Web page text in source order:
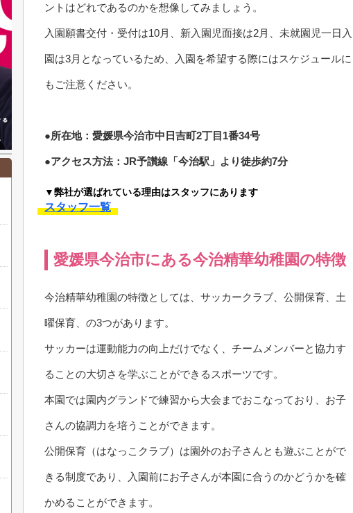
ントはどれであるのかを想像してみましょう。
入園願書交付・受付は10月、新入園児面接は2月、未就園児一日入
園は3月となっているため、入園を希望する際にはスケジュールに
もご注意ください。
●所在地：愛媛県今治市中日吉町2丁目1番34号
●アクセス方法：JR予讃線「今治駅」より徒歩約7分
▼弊社が選ばれている理由はスタッフにあります
スタッフ一覧
愛媛県今治市にある今治精華幼稚園の特徴
今治精華幼稚園の特徴としては、サッカークラブ、公開保育、土
曜保育、の3つがあります。
サッカーは運動能力の向上だけでなく、チームメンバーと協力す
ることの大切さを学ぶことができるスポーツです。
本園では園内グランドで練習から大会までおこなっており、お子
さんの協調力を培うことができます。
公開保育（はなっこクラブ）は園外のお子さんとも遊ぶことがで
きる制度であり、入園前にお子さんが本園に合うのかどうかを確
かめることができます。